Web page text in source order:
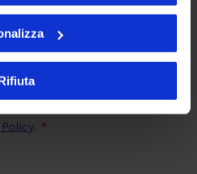
Policy. *